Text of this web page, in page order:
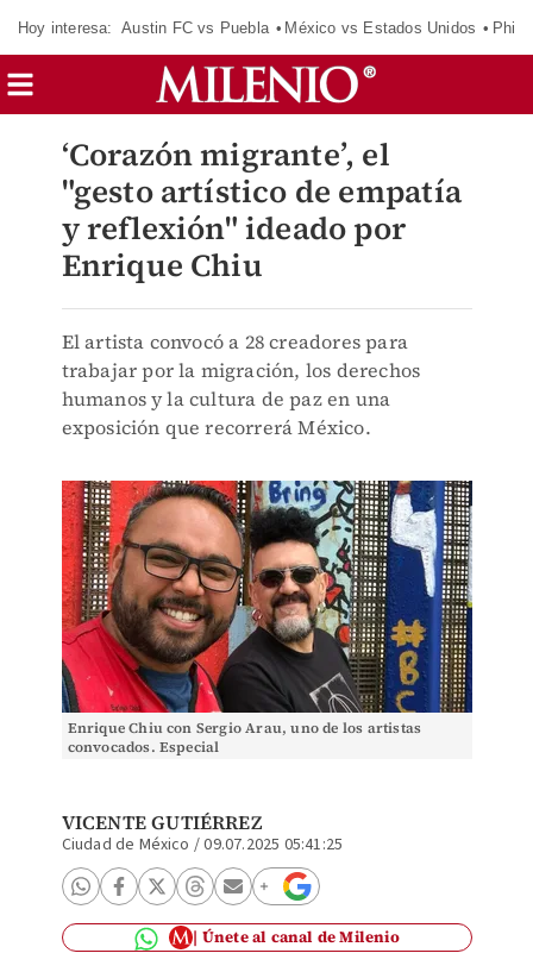
Hoy interesa: Austin FC vs Puebla México vs Estados Unidos
‘Corazón migrante’, el
"gesto artístico de empatía
y reflexión" ideado por
Enrique Chiu
El artista convocó a 28 creadores para
trabajar por la migración, los derechos
humanos y la cultura de paz en una
exposición que recorrerá México.
Enrique Chiu con Sergio Arau, uno de los artistas
convocados. Especial
VICENTE GUTIÉRREZ
Ciudad de México /09.07.2025 05:41:25
Únete al canal de Milenio